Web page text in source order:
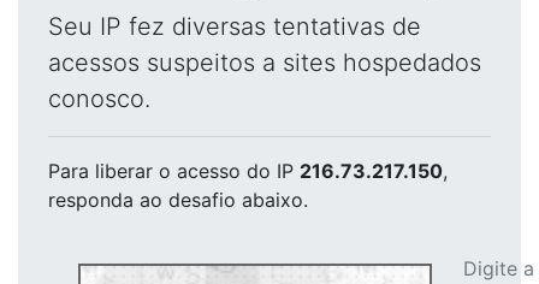
Seu IP fez diversas tentativas de
acessos suspeitos a sites hospedados
conosco.
Para liberar o acesso do IP 216.73.217.150,
responda ao desafio abaixo.
Digite